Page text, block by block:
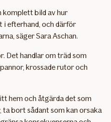
komplett bild av hur
i efterhand, och därför
säger Sara Aschan.
Det handlar om träd som
krossade rutor och
hem och åtgärda det som
bort sådant som kan orsaka